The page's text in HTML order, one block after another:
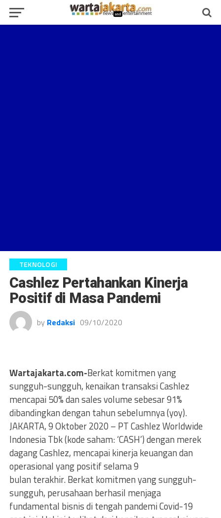
TEKNOLOGI
Cashlez Pertahankan Kinerja
Positif di Masa Pandemi
by Redaksi 09/10/2020
Wartajakarta.com-Berkat komitmen yang
sungguh-sungguh, kenaikan transaksi Cashlez
mencapai 50% dan sales volume sebesar 91%
dibandingkan dengan tahun sebelumnya (yoy).
JAKARTA, 9 Oktober 2020 – PT Cashlez Worldwide
Indonesia Tbk (kode saham: ‘CASH’) dengan merek
dagang Cashlez, mencapai kinerja keuangan dan
operasional yang positif selama 9
bulan terakhir. Berkat komitmen yang sungguh-
sungguh, perusahaan berhasil menjaga
fundamental bisnis di tengah pandemi Covid-19